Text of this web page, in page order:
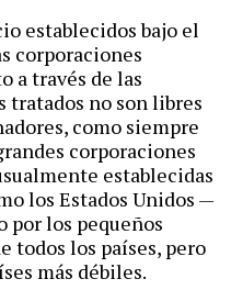
establecidos bajo el
corporaciones
a través de las
tratados no son libres
como siempre
corporaciones
establecidas
los Estados Unidos —
por los pequeños
todos los países, pero
más débiles.